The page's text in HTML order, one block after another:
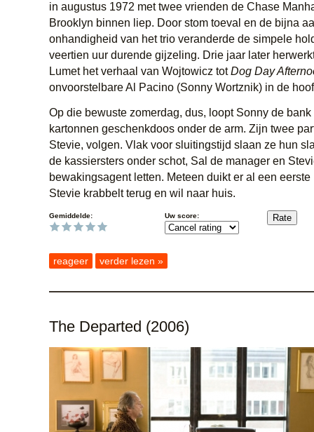
in augustus 1972 met twee vrienden de Chase
Brooklyn binnen liep. Door stom toeval en de bijna
onhandigheid van het trio veranderde de simpele
veertien uur durende gijzeling. Drie jaar later
Lumet het verhaal van Wojtowicz totDog Day
onvoorstelbare Al Pacino (Sonny Wortznik) in de
Op die bewuste zomerdag, dus, loopt Sonny de
kartonnen geschenkdoos onder de arm. Zijn twee
Stevie, volgen. Vlak voor sluitingstijd slaan ze hun
de kassiersters onder schot, Sal de manager en
bewakingsagent letten. Meteen duikt er al een
Stevie krabbelt terug en wil naar huis.
Gemiddelde: Uw score:
reageer verder lezen »
The Departed (2006)